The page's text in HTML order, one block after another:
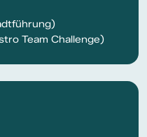
Team Challenge)